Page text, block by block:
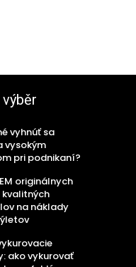
vyhnúť sa
vysokým
pri podnikaní?
originálnych
kvalitných
na náklady
ako vykurovať